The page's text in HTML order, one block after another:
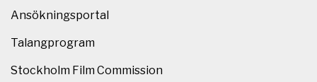
Ansökningsportal
Talangprogram
Stockholm Film Commission